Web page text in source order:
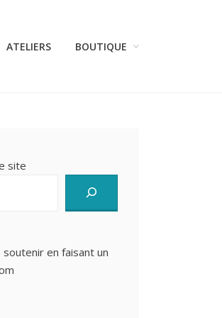
ATELIERS BOUTIQUE
site
en faisant un